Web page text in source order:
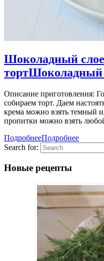
Шоколадный
тортШоколадный
Описание приготовления:
собираем торт. Даем
крема можно взять темный
пропитки можно взять
ПодробнееПодробнее
Search for:
Новые рецепты